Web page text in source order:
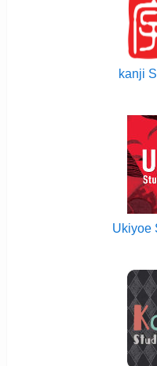
kanji
Ukiyoe